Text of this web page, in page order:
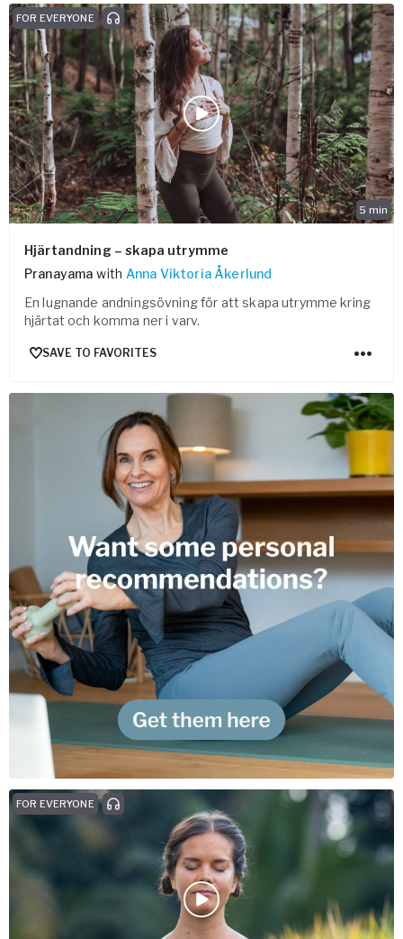
5 min
FOR EVERYONE
Hjärtandning – skapa utrymme
Pranayama with Anna Viktoria Åkerlund
En lugnande andningsövning för att skapa utrymme kring
hjärtat och komma ner i varv.
SAVE TO FAVORITES
FOR EVERYONE